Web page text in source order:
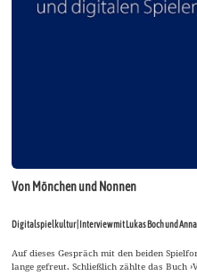
Von Mönchen und Nonnen
Digitalspielkultur | Interview mit Lukas Boch und
Auf dieses Gespräch mit den beiden
lange gefreut. Schließlich zählte das Buch